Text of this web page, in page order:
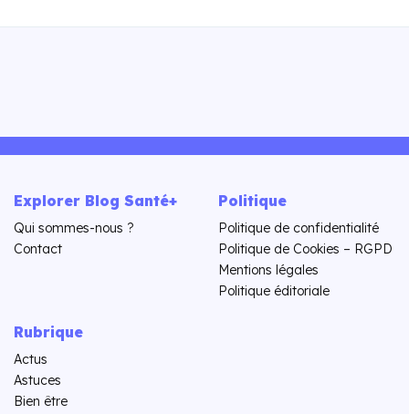
Explorer Blog Santé+
Qui sommes-nous ?
Contact
Politique
Politique de confidentialité
Politique de Cookies – RGPD
Mentions légales
Politique éditoriale
Rubrique
Actus
Astuces
Bien être